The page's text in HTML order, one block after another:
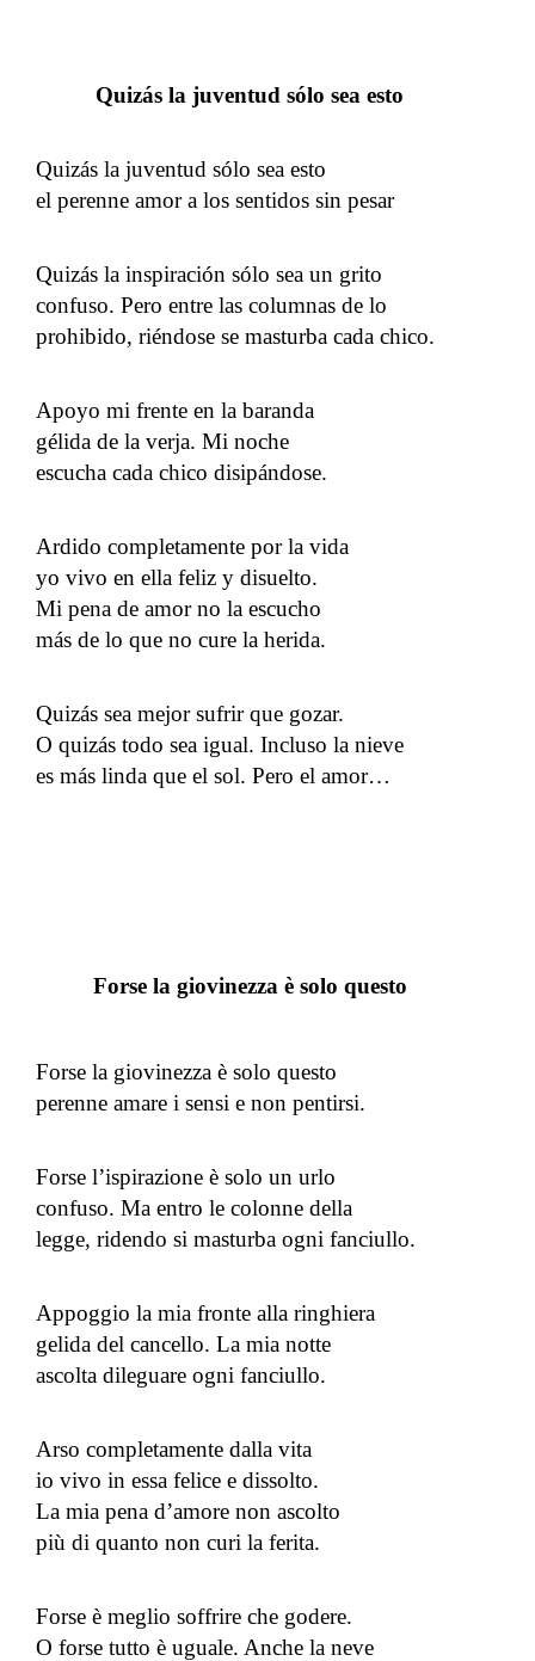
Quizás la juventud sólo sea esto
Quizás la juventud sólo sea esto
el perenne amor a los sentidos sin pesar
Quizás la inspiración sólo sea un grito
confuso. Pero entre las columnas de lo
prohibido, riéndose se masturba cada chico.
Apoyo mi frente en la baranda
gélida de la verja. Mi noche
escucha cada chico disipándose.
Ardido completamente por la vida
yo vivo en ella feliz y disuelto.
Mi pena de amor no la escucho
más de lo que no cure la herida.
Quizás sea mejor sufrir que gozar.
O quizás todo sea igual. Incluso la nieve
es más linda que el sol. Pero el amor…
Forse la giovinezza è solo questo
Forse la giovinezza è solo questo
perenne amare i sensi e non pentirsi.
Forse l’ispirazione è solo un urlo
confuso. Ma entro le colonne della
legge, ridendo si masturba ogni fanciullo.
Appoggio la mia fronte alla ringhiera
gelida del cancello. La mia notte
ascolta dileguare ogni fanciullo.
Arso completamente dalla vita
io vivo in essa felice e dissolto.
La mia pena d’amore non ascolto
più di quanto non curi la ferita.
Forse è meglio soffrire che godere.
O forse tutto è uguale. Anche la neve